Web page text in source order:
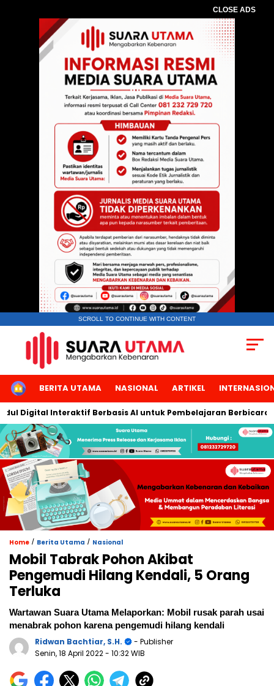
CLOSE ADS
SCROLL TO CONTINUE WITH CONTENT
HOMEBERITA UTAMA NASIONAL ARTIKEL
Interaktif Berbasis AI untuk Pembelajaran Berbicara
Home / Berita Utama / Nasional
Mobil Tabrak Pohon Akibat
Pengemudi Hilang Kendali, 5 Orang
Terluka
Wartawan Suara Utama Melaporkan: Mobil rusak parah usai
menabrak pohon karena pengemudi hilang kendali
Ridwan Bachtiar, S.H.
- Publisher
Senin, 18 April 2022- 10:32 WIB